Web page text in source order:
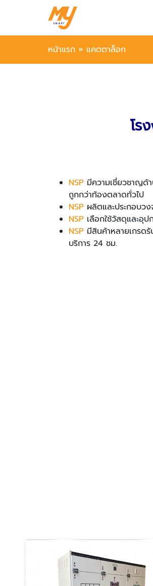
หน้าแรก » แคตตาล็อก
โร
NSP มีความเชี่ยวชาญด้
ถูกกว่าท้องตลาดทั่วไป
NSP ผลิตและประกอบว
NSP เลือกใช้วัสดุและอุ
NSP มีสินค้าหลายเกรด
บริการ 24 ชม.